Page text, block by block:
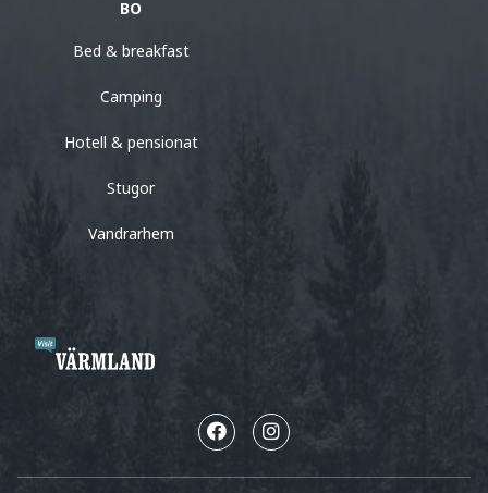
BO
Bed & breakfast
Camping
Hotell & pensionat
Stugor
Vandrarhem